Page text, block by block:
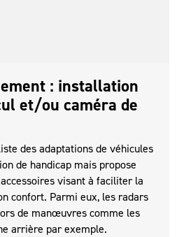
: installation
et/ou caméra de
des adaptations de véhicules
de handicap mais propose
visant à faciliter la
confort. Parmi eux, les radars
de manœuvres comme les
arrière par exemple.